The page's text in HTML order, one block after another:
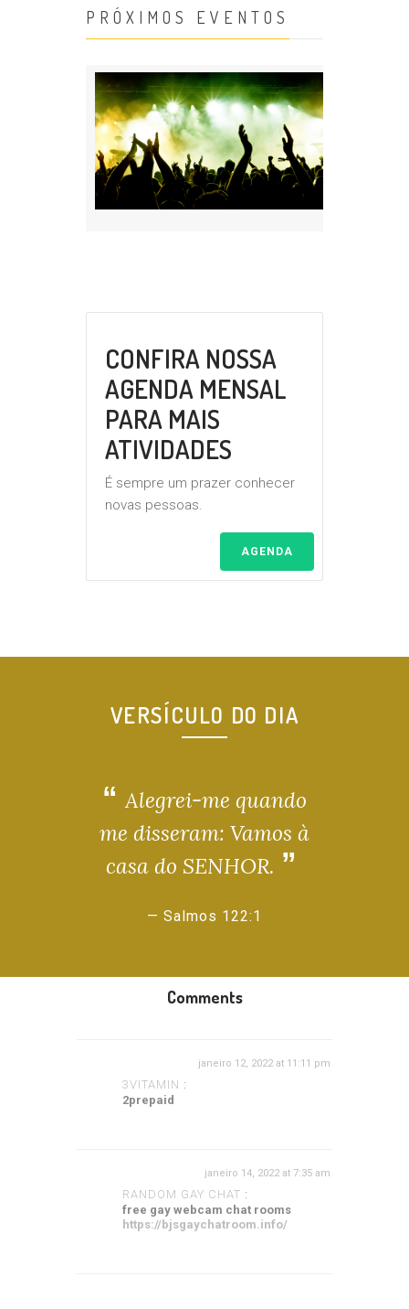
PRÓXIMOS EVENTOS
AGENDA
CONFIRA NOSSA
AGENDA MENSAL
PARA MAIS
ATIVIDADES
É sempre um prazer conhecer
novas pessoas.
VERSÍCULO DO DIA
Alegrei-me quando
me disseram: Vamos à
casa do SENHOR.
Salmos 122:1
Comments
3VITAMIN :
janeiro 12, 2022 at 11:11 pm
2prepaid
RANDOM GAY CHAT :
janeiro 14, 2022 at 7:35 am
free gay webcam chat rooms
https://bjsgaychatroom.info/